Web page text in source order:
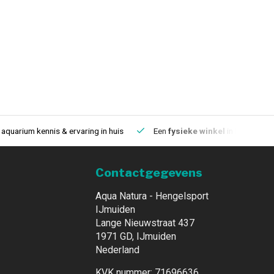
kennis & ervaring in huis Een fysieke winkel
Contactgegevens
Aqua Natura - Hengelsport
IJmuiden
Lange Nieuwstraat 437
1971 GD, IJmuiden
Nederland